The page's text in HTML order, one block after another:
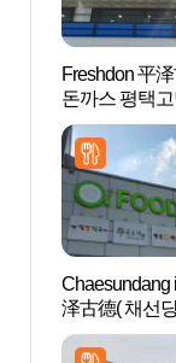
Freshdon 平
돈까스 평택고
Chaesundang
泽古德( 채선
택고덕 )